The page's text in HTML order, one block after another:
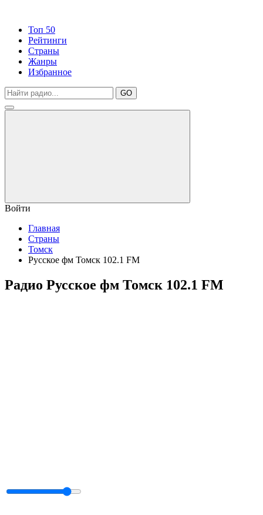
Топ 50
Рейтинги
Страны
Жанры
Избранное
GO
Войти
Главная
Страны
Томск
Русское фм Томск 102.1 FM
Радио Русское фм Томск 102.1 FM